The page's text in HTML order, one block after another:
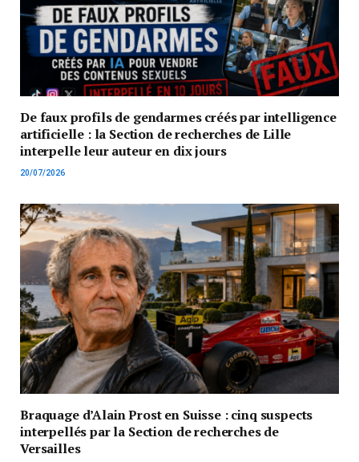
De faux profils de gendarmes créés par intelligence
artificielle : la Section de recherches de Lille
interpelle leur auteur en dix jours
20/07/2026
Braquage d’Alain Prost en Suisse : cinq suspects
interpellés par la Section de recherches de
Versailles